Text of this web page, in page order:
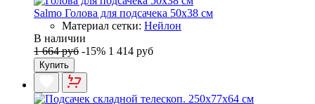
Salmo Голова для подсачека 50x38 см
Материал сетки: Нейлон
В наличии
1 664 руб -15% 1 414 руб
Купить